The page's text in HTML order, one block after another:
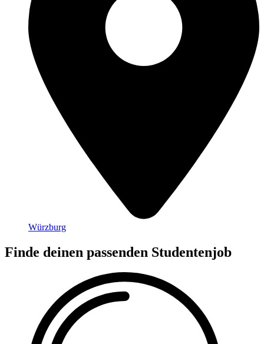
Würzburg
Finde deinen passenden Studentenjob